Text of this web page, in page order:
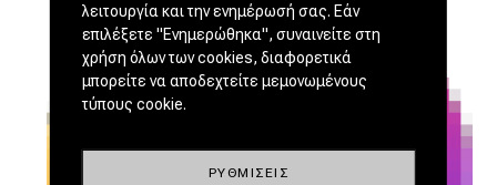
λειτουργία και την ενημέρωσή σας. Εάν
επιλέξετε "Ενημερώθηκα", συναινείτε στη
χρήση όλων των cookies, διαφορετικά
μπορείτε να αποδεχτείτε μεμονωμένους
τύπους cookie.
ΡΥΘΜΊΣΕΙΣ